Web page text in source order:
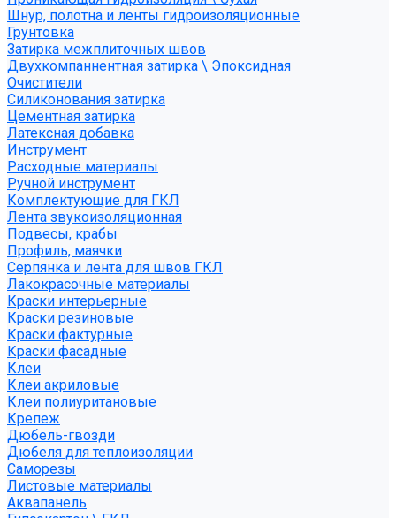
Шнур, полотна и ленты гидроизоляционные
Грунтовка
Затирка межплиточных швов
Двухкомпаннентная затирка \ Эпоксидная
Очистители
Силиконования затирка
Цементная затирка
Латексная добавка
Инструмент
Расходные материалы
Ручной инструмент
Комплектующие для ГКЛ
Лента звукоизоляционная
Подвесы, крабы
Профиль, маячки
Серпянка и лента для швов ГКЛ
Лакокрасочные материалы
Краски интерьерные
Краски резиновые
Краски фактурные
Краски фасадные
Клеи
Клеи акриловые
Клеи полиуритановые
Крепеж
Дюбель-гвозди
Дюбеля для теплоизоляции
Саморезы
Листовые материалы
Аквапанель